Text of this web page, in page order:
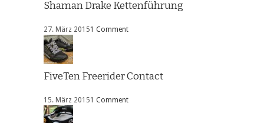
Shaman Drake Kettenführung
27. März 20151 Comment
FiveTen Freerider Contact
15. März 20151 Comment